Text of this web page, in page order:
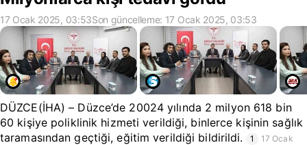
17 Ocak 2025, 03:53Son güncelleme: 17 Ocak 2025, 03:53
DÜZCE(İHA) – Düzce’de 20024 yılında 2 milyon 618 bin
60 kişiye poliklinik hizmeti verildiği, binlerce kişinin sağlık
taramasından geçtiği, eğitim verildiği bildirildi.
1 17 Ocak